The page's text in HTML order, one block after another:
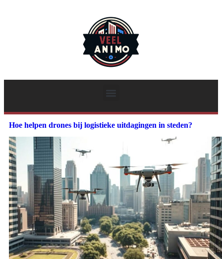
Hoe helpen drones bij logistieke uitdagingen in steden?